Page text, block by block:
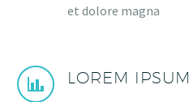
et dolore magna
LOREM IPSUM